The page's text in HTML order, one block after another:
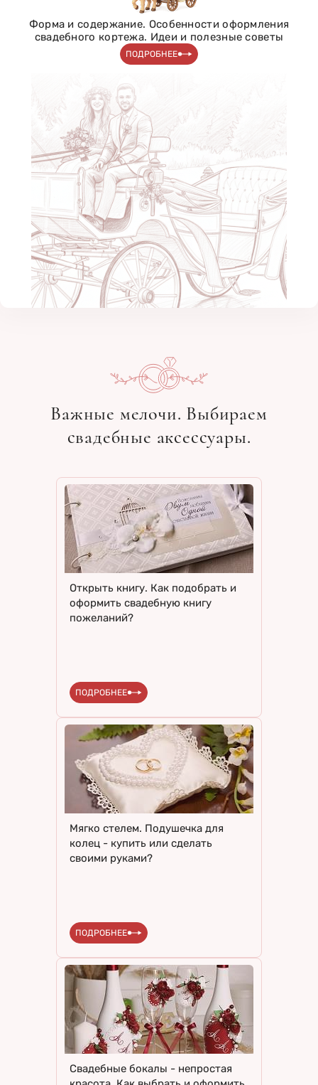
Форма и содержание. Особенности оформления
свадебного кортежа. Идеи и полезные советы
ПОДРОБНЕЕ
Важные мелочи. Выбираем
свадебные аксессуары.
Открыть книгу. Как подобрать и
оформить свадебную книгу
пожеланий?
ПОДРОБНЕЕ
Мягко стелем. Подушечка для
колец - купить или сделать
своими руками?
ПОДРОБНЕЕ
Свадебные бокалы - непростая